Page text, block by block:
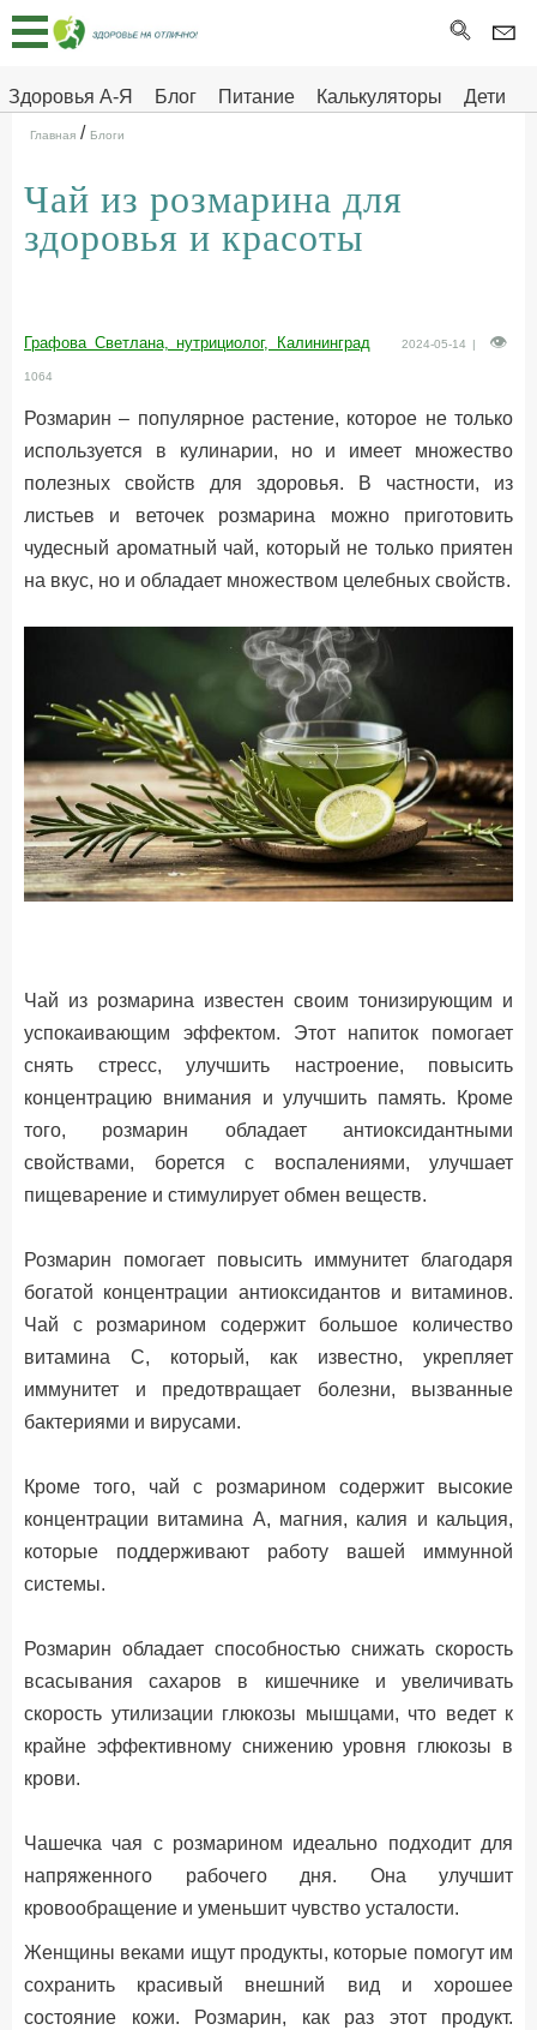
Здоровья А-Я Блог Питание Калькуляторы
Дети
Главная
Тесты
Про
ДЕТЯМ
Главная / Блоги
Чай из розмарина для
здоровья и красоты
Графова Светлана, нутрициолог, Калининград 2024-05-14 |
1064
Розмарин – популярное растение, которое не только
используется в кулинарии, но и имеет множество
полезных свойств для здоровья. В частности, из
листьев и веточек розмарина можно приготовить
чудесный ароматный чай, который не только приятен
на вкус, но и обладает множеством целебных свойств.
Чай из розмарина известен своим тонизирующим и
успокаивающим эффектом. Этот напиток помогает
снять стресс, улучшить настроение, повысить
концентрацию внимания и улучшить память. Кроме
того, розмарин обладает антиоксидантными
свойствами, борется с воспалениями, улучшает
пищеварение и стимулирует обмен веществ.
Розмарин помогает повысить иммунитет благодаря
богатой концентрации антиоксидантов и витаминов.
Чай с розмарином содержит большое количество
витамина С, который, как известно, укрепляет
иммунитет и предотвращает болезни, вызванные
бактериями и вирусами.
Кроме того, чай с розмарином содержит высокие
концентрации витамина А, магния, калия и кальция,
которые поддерживают работу вашей иммунной
системы.
Розмарин обладает способностью снижать скорость
всасывания сахаров в кишечнике и увеличивать
скорость утилизации глюкозы мышцами, что ведет к
крайне эффективному снижению уровня глюкозы в
крови.
Чашечка чая с розмарином идеально подходит для
напряженного рабочего дня. Она улучшит
кровообращение и уменьшит чувство усталости.
Женщины веками ищут продукты, которые помогут им
сохранить красивый внешний вид и хорошее
состояние кожи. Розмарин, как раз этот продукт.